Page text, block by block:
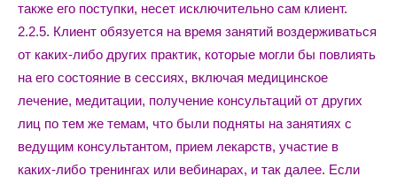
также его поступки, несет исключительно сам клиент.
2.2.5. Клиент обязуется на время занятий воздерживаться
от каких-либо других практик, которые могли бы повлиять
на его состояние в сессиях, включая медицинское
лечение, медитации, получение консультаций от других
лиц по тем же темам, что были подняты на занятиях с
ведущим консультантом, прием лекарств, участие в
каких-либо тренингах или вебинарах, и так далее. Если